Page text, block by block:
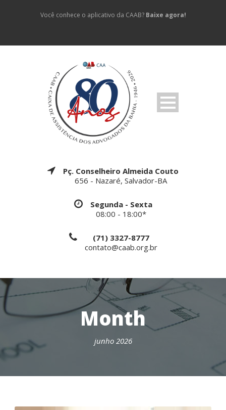
Você conhece o aplicativo da CAAB? Baixe agora!
Pç. Conselheiro Almeida Couto
656 - Nazaré, Salvador-BA
Segunda - Sexta
08:00 - 18:00*
(71) 3327-8777
contato@caab.org.br
Month
junho 2026